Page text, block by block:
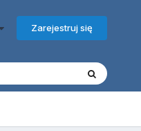
Zarejestruj się